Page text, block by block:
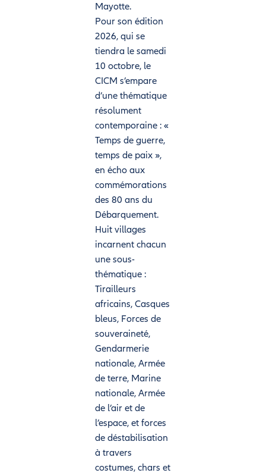
Mayotte.
Pour son édition
2026, qui se
tiendra le samedi
10 octobre, le
CICM s’empare
d’une thématique
résolument
contemporaine : «
Temps de guerre,
temps de paix »,
en écho aux
commémorations
des 80 ans du
Débarquement.
Huit villages
incarnent chacun
une sous-
thématique :
Tirailleurs
africains, Casques
bleus, Forces de
souveraineté,
Gendarmerie
nationale, Armée
de terre, Marine
nationale, Armée
de l’air et de
l’espace, et forces
de déstabilisation
à travers
costumes, chars et